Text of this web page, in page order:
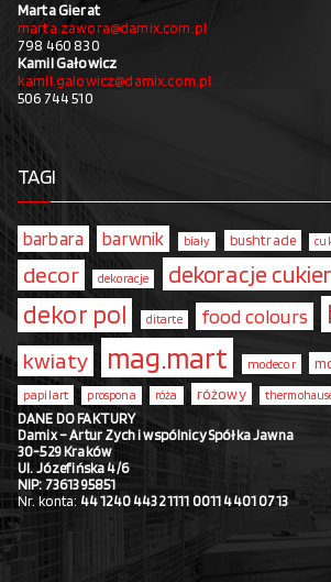
Marta Gierat
marta.zawora@damix.com.pl
798 460 830
Kamil Gałowicz
kamil.galowicz@damix.com.pl
506 744 510
TAGI
barbara barwnik biały bushtrade
decor dekoracje dekoracje
dekor pol ditarte food colours
kwiaty mag.mart modecor
papilart prospona róża różowy
DANE DO FAKTURY
Damix – Artur Zych i wspólnicy Spółka Jawna
30-529 Kraków
Ul. Józefińska 4/6
NIP: 7361395851
Nr. konta: 44 1240 4432 1111 0011 4401 0713